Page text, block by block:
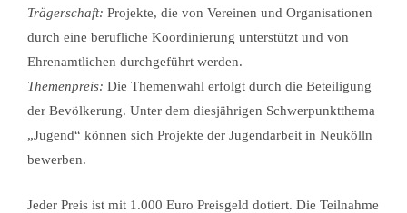
Trägerschaft: Projekte, die von Vereinen und Organisationen
durch eine berufliche Koordinierung unterstützt und von
Ehrenamtlichen durchgeführt werden.
Themenpreis: Die Themenwahl erfolgt durch die Beteiligung
der Bevölkerung. Unter dem diesjährigen Schwerpunktthema
„Jugend“ können sich Projekte der Jugendarbeit in Neukölln
bewerben.
Jeder Preis ist mit 1.000 Euro Preisgeld dotiert. Die Teilnahme